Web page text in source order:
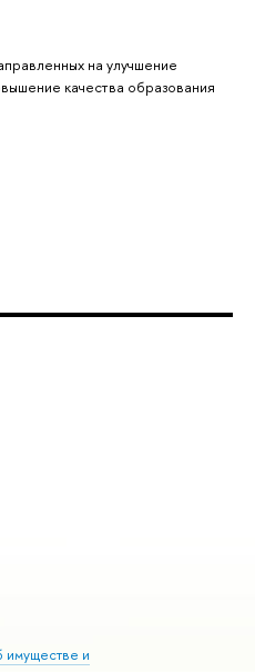
на улучшение
качества образования
имуществе и